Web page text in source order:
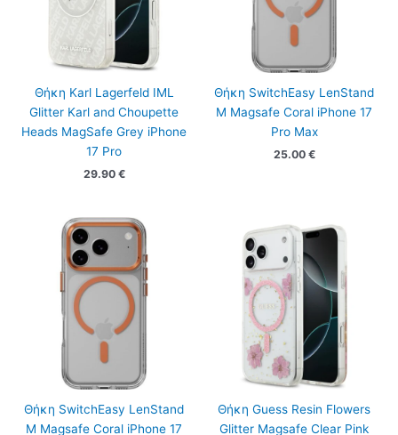
Θήκη Karl Lagerfeld IML
Glitter Karl and Choupette
Heads MagSafe Grey iPhone
17 Pro
29.90 €
Θήκη SwitchEasy LenStand
M Magsafe Coral iPhone 17
Pro Max
25.00 €
Θήκη SwitchEasy LenStand
M Magsafe Coral iPhone 17
Θήκη Guess Resin Flowers
Glitter Magsafe Clear Pink